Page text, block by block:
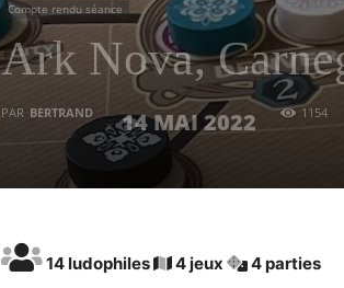
Compte rendu séance
Ark Nova,
PAR BERTRAND 14 MAI 2022 1154
14 ludophiles 4 jeux 4 parties